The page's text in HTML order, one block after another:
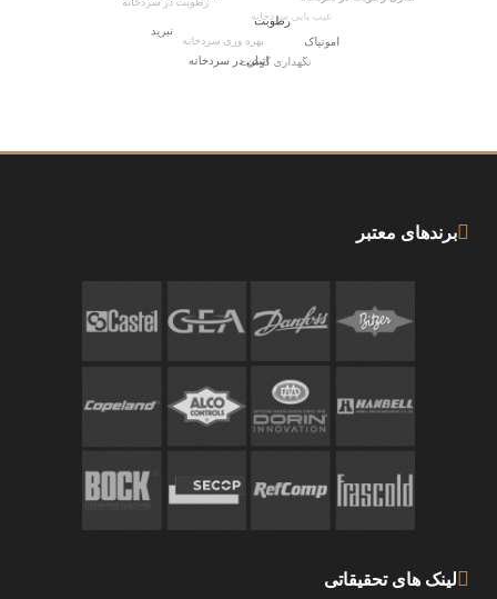
برندهای معتبر
لینک های تحقیقاتی